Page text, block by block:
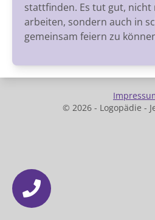
stattfinden. Es tut gut, nicht
arbeiten, sondern auch in
gemeinsam feiern zu
© 2026 - Logopädie -